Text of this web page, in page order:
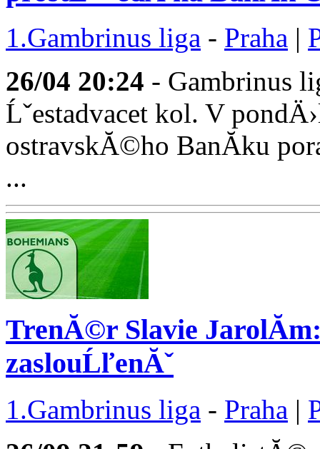
1.Gambrinus liga - Praha |
26/04 20:24 - Gambrinus
Ĺˇestadvacet kol. V
ostravskĂ©ho BanĂ­ku
...
TrenĂ©r Slavie
zaslouĹľenĂˇ
1.Gambrinus liga - Praha |